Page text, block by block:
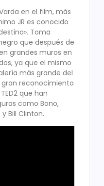
en el film, más
JR es conocido
Toma
que después de
grandes muros en
ya que el mismo
más grande del
gran reconocimiento
que han
como Bono,
Bill Clinton.